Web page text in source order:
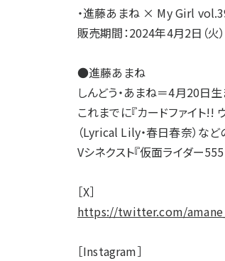
・進藤あまね × My Girl
販売期間：2024年4月2日（火
●進藤あまね
しんどう・あまね＝4月20日生
これまでに『カードファイト!!
（Lyrical Lily・春日春奈）など
Vシネクスト『仮面ライダー
［X］
https://twitter.com/
［Instagram］